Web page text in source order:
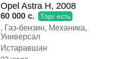
Opel Astra H, 2008
60 000 c. Торг есть
, Газ-бензин, Механика,
Универсал
Истаравшан